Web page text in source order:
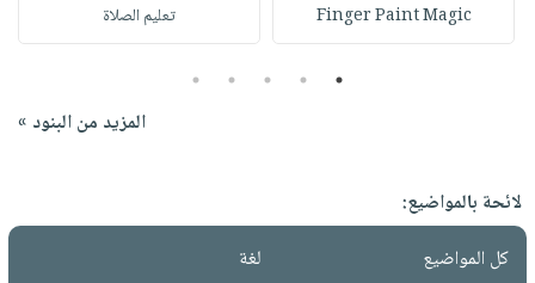
Finger Paint Magic تعليم الصلاة
1
2
3
4
5
المزيد من البنود »
لائحة بالمواضيع:
كل المواضيع
لغة